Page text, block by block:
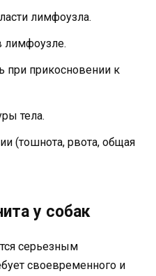
лимфоузла.
лимфоузле.
при прикосновении к
тела.
(тошнота, рвота, общая
у собак
серьезным
своевременного и